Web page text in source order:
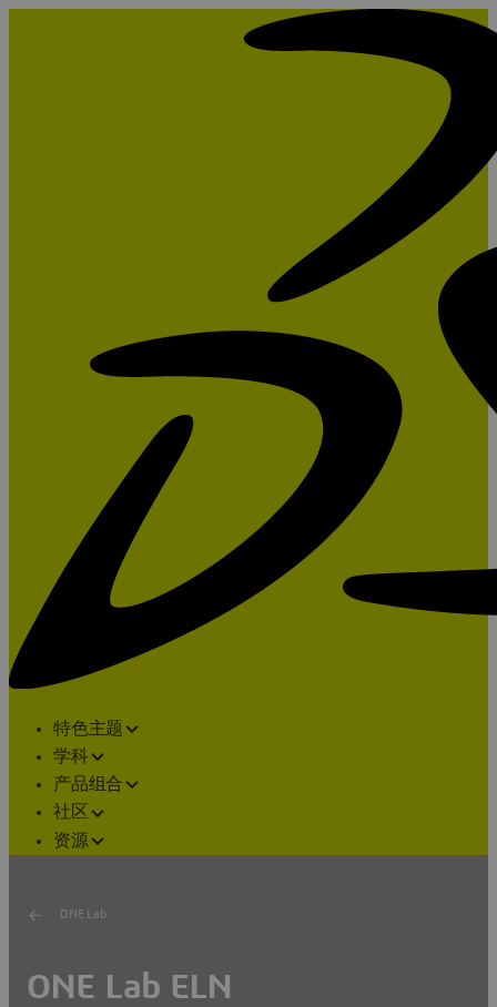
特色主题
学科
产品组合
社区
资源
ONE Lab
ONE Lab ELN